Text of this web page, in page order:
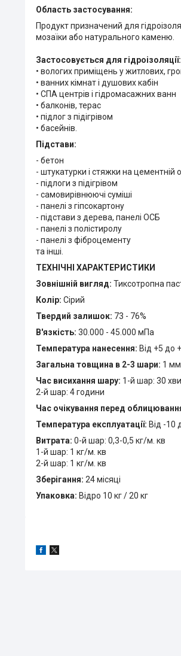
Область застосування:
Продукт призначений для
мозаїки або натурального каменю.
Застосовується для гідроізоляції:
• вологих приміщень у житлових,
• ванних кімнат і душових кабін
• СПА центрів і гідромасажних ванн
• балконів, терас
• підлог з підігрівом
• басейнів.
Підстави:
- бетон
- штукатурки і стяжки на цементній
- підлоги з підігрівом
- самовирівнюючі суміші
- панелі з гіпсокартону
- підстави з дерева, панелі ОСБ
- панелі з полістиролу
- панелі з фіброцементу
та інші.
ТЕХНІЧНІ ХАРАКТЕРИСТИКИ
Зовнішній вигляд: Тиксотропна
Колір: Сірий
Твердий залишок: 73 - 76%
В'язкість: 30.000 - 45.000 мПа
Температура нанесення: Від +5 до
Загальна товщина в 2-3 шари: 1 мм
Час висихання шару: 1-й шар: 30
2-й шар: 4 години
Час очікування перед
Температура експлуатації: Від -10
Витрата: 0-й шар: 0,3-0,5 кг/м. кв
1-й шар: 1 кг/м. кв
2-й шар: 1 кг/м. кв
Зберігання: 24 місяці
Упаковка: Відро 10 кг / 20 кг